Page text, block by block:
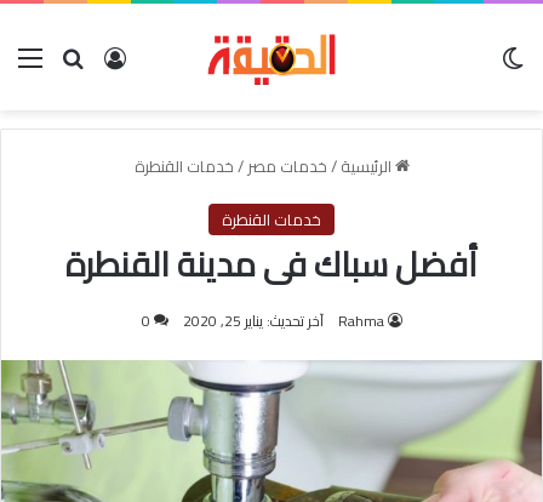
بحث عنتسجيل
الرئيسية/خدمات مصر/خدمات القنطرة
خدمات القنطرة
أفضل سباك فى مدينة القنطرة
Rahma آخر تحديث: يناير 25, 2020 0